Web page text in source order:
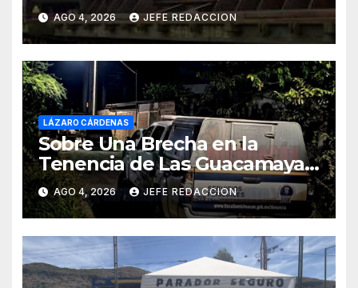
Recursos Naturales a Cambio
de Miseria
AGO 4, 2026 JEFE REDACCION
LÁZARO CÁRDENAS
Sobre Una Brecha en la
Tenencia de Las Guacamayas
de LZC. Asesinan a balazos a
un Hombre
AGO 4, 2026 JEFE REDACCION